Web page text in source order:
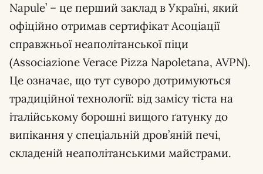
Napule’ – це перший заклад в Україні, який
офіційно отримав сертифікат Асоціації
справжньої неаполітанської піци
(Associazione Verace Pizza Napoletana, AVPN).
Це означає, що тут суворо дотримуються
традиційної технології: від замісу тіста на
італійському борошні вищого ґатунку до
випікання у спеціальній дров’яній печі,
складеній неаполітанськими майстрами.